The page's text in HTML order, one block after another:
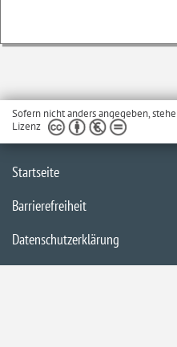
Sofern nicht anders angegeben,
Lizenz
Startseite
Barrierefreiheit
Datenschutzerklärung